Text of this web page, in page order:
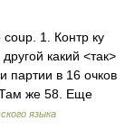
1. Контр ку
какий <так>
партии в 16 очков
Там же 58. Еще
языка